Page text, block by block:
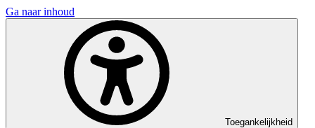
Ga naar inhoud
Toegankelijkheid